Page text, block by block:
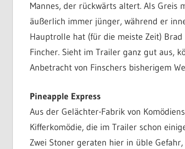
Mannes, der rückwärts altert. Als Greis
äußerlich immer jünger, während er
Hauptrolle hat (für die meiste Zeit)
Fincher. Sieht im Trailer ganz gut aus,
Anbetracht von Finschers bisherigem
Pineapple Express
Aus der Gelächter-Fabrik von
Kifferkomödie, die im Trailer schon
Zwei Stoner geraten hier in üble